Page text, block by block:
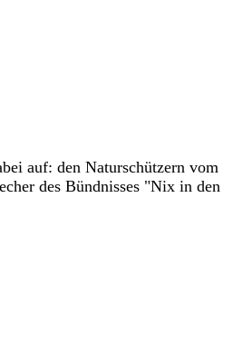
auf: den Naturschützern vom
des Bündnisses "Nix in den